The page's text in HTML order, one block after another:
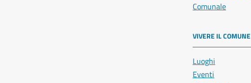
Comunale
VIVERE IL COMUNE
Luoghi
Eventi